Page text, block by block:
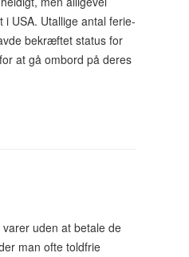
USA. Utallige antal ferie-
bekræftet status for
at gå ombord på deres
uden at betale de
man ofte toldfrie